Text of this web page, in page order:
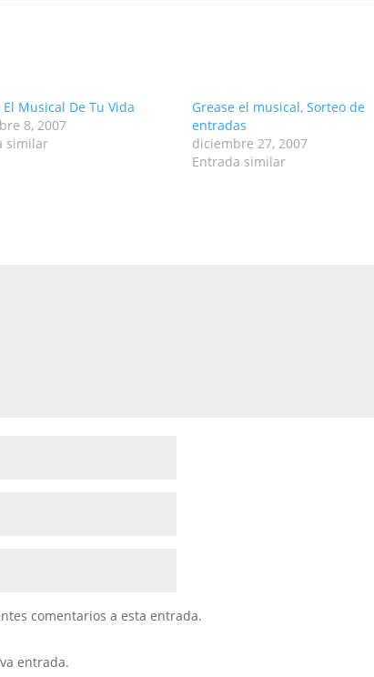
El Musical De Tu Vida
8, 2007
similar
Grease el musical, Sorteo de
entradas
diciembre 27, 2007
Entrada similar
comentarios a esta entrada.
entrada.